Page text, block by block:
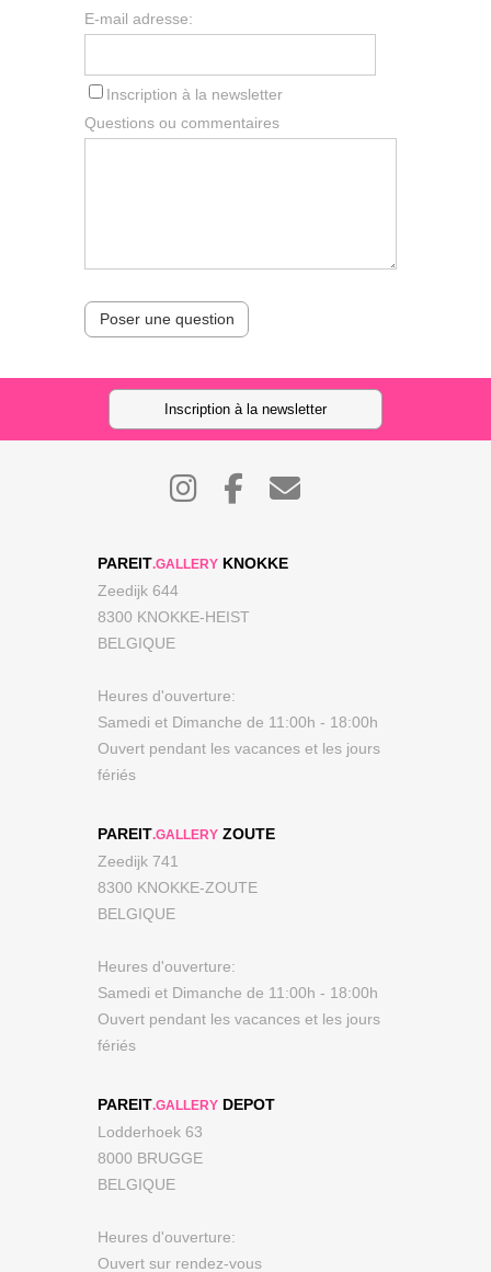
E-mail adresse:
Inscription à la newsletter
Questions ou commentaires
Poser une question
Inscription à la newsletter
PAREIT.GALLERY KNOKKE
Zeedijk 644
8300 KNOKKE-HEIST
BELGIQUE
Heures d'ouverture:
Samedi et Dimanche de 11:00h - 18:00h
Ouvert pendant les vacances et les jours
fériés
PAREIT.GALLERY ZOUTE
Zeedijk 741
8300 KNOKKE-ZOUTE
BELGIQUE
Heures d'ouverture:
Samedi et Dimanche de 11:00h - 18:00h
Ouvert pendant les vacances et les jours
fériés
PAREIT.GALLERY DEPOT
Lodderhoek 63
8000 BRUGGE
BELGIQUE
Heures d'ouverture:
Ouvert sur rendez-vous